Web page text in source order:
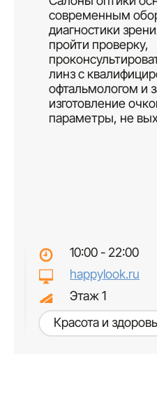
современным
диагностики
пройти проверку,
линз с
офтальмологом и
изготовление
параметры, не
10:00 - 22:00
happylook.ru
Этаж 1
Красота и